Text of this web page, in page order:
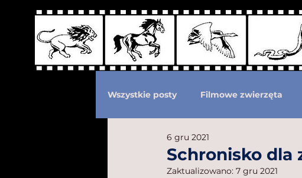
Wszystkie posty Filmowe zwierzęta
Podział według ras kotów
Schronisko dla
6 gru 2021
Zaktualizowano: 7 gru 2021